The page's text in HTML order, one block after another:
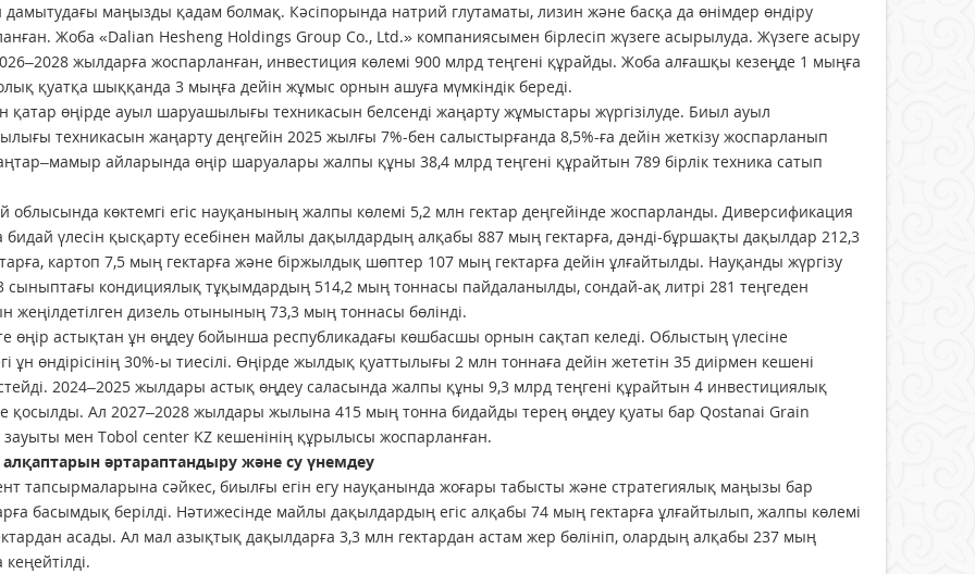
дамытудағы маңызды қадам болмақ. Кәсіпорында натрий глутаматы, лизин және басқа да өнімдер өндіру
Жоба «Dalian Hesheng Holdings Group Co., Ltd.» компаниясымен бірлесіп жүзеге асырылуда. Жүзеге асыру
жылдарға жоспарланған, инвестиция көлемі 900 млрд теңгені құрайды. Жоба алғашқы кезеңде 1 мыңға
қуатқа шыққанда 3 мыңға дейін жұмыс орнын ашуға мүмкіндік береді.
қатар өңірде ауыл шаруашылығы техникасын белсенді жаңарту жұмыстары жүргізілуде. Биыл ауыл
техникасын жаңарту деңгейін 2025 жылғы 7%-бен салыстырғанда 8,5%-ға дейін жеткізу жоспарланып
айларында өңір шаруалары жалпы құны 38,4 млрд теңгені құрайтын 789 бірлік техника сатып
облысында көктемгі егіс науқанының жалпы көлемі 5,2 млн гектар деңгейінде жоспарланды. Диверсификация
бидай үлесін қысқарту есебінен майлы дақылдардың алқабы 887 мың гектарға, дәнді-бұршақты дақылдар 212,3
картоп 7,5 мың гектарға және біржылдық шөптер 107 мың гектарға дейін ұлғайтылды. Науқанды жүргізу
сыныптағы кондициялық тұқымдардың 514,2 мың тоннасы пайдаланылды, сондай-ақ литрі 281 теңгеден
жеңілдетілген дизель отынының 73,3 мың тоннасы бөлінді.
өңір астықтан ұн өңдеу бойынша республикадағы көшбасшы орнын сақтап келеді. Облыстың үлесіне
ұн өндірісінің 30%-ы тиесілі. Өңірде жылдық қуаттылығы 2 млн тоннаға дейін жететін 35 диірмен кешені
2024–2025 жылдары астық өңдеу саласында жалпы құны 9,3 млрд теңгені құрайтын 4 инвестициялық
қосылды. Ал 2027–2028 жылдары жылына 415 мың тонна бидайды терең өңдеу қуаты бар Qostanai Grain
мен Tobol center KZ кешенінің құрылысы жоспарланған.
алқаптарын әртараптандыру және су үнемдеу
тапсырмаларына сәйкес, биылғы егін егу науқанында жоғары табысты және стратегиялық маңызы бар
басымдық берілді. Нәтижесінде майлы дақылдардың егіс алқабы 74 мың гектарға ұлғайтылып, жалпы көлемі
асады. Ал мал азықтық дақылдарға 3,3 млн гектардан астам жер бөлініп, олардың алқабы 237 мың
кеңейтілді.